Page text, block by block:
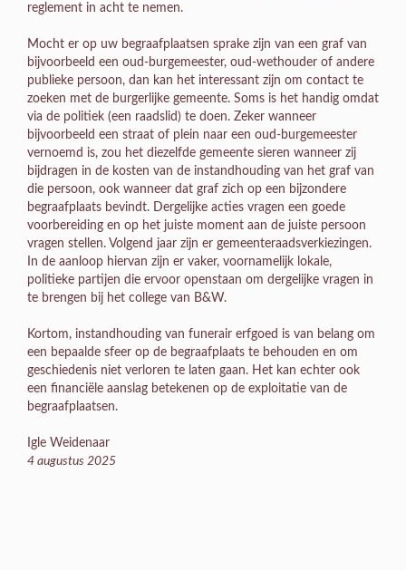
reglement in acht te nemen.
Mocht er op uw begraafplaatsen sprake zijn van een graf van
bijvoorbeeld een oud-burgemeester, oud-wethouder of andere
publieke persoon, dan kan het interessant zijn om contact te
zoeken met de burgerlijke gemeente. Soms is het handig omdat
via de politiek (een raadslid) te doen. Zeker wanneer
bijvoorbeeld een straat of plein naar een oud-burgemeester
vernoemd is, zou het diezelfde gemeente sieren wanneer zij
bijdragen in de kosten van de instandhouding van het graf van
die persoon, ook wanneer dat graf zich op een bijzondere
begraafplaats bevindt. Dergelijke acties vragen een goede
voorbereiding en op het juiste moment aan de juiste persoon
vragen stellen. Volgend jaar zijn er gemeenteraadsverkiezingen.
In de aanloop hiervan zijn er vaker, voornamelijk lokale,
politieke partijen die ervoor openstaan om dergelijke vragen in
te brengen bij het college van B&W.
Kortom, instandhouding van funerair erfgoed is van belang om
een bepaalde sfeer op de begraafplaats te behouden en om
geschiedenis niet verloren te laten gaan. Het kan echter ook
een financiële aanslag betekenen op de exploitatie van de
begraafplaatsen.
Igle Weidenaar
4 augustus 2025